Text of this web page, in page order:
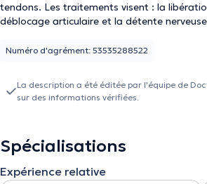
tendons. Les traitements visent : la
déblocage articulaire et la détente nerveuse. En
nombreuses de l'ordre émotionnelle ou
aux herbes ou charbon), auriculothérapie
graine de vacaria) et tuina (massage
Numéro d'agrément: 53535288522
La description a été éditée par l'équipe de
sur des informations vérifiées.
Spécialisations
Expérience relative